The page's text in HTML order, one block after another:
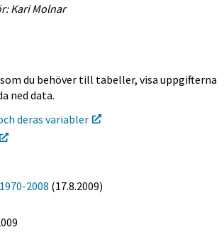
Kari Molnar
du behöver till tabeller, visa uppgifterna
ned data.
deras variabler
2008 (17.8.2009)